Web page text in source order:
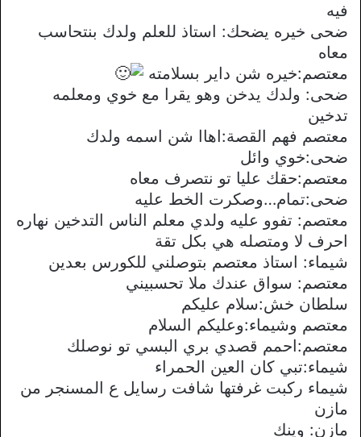
فيه
ضحى خيره يضحك: استاذ للعلم ولدك بنتحاسب
معاه
معتصم:خيره شن داير بسلامته
ضحى: ولدك يدخن وهو يقرا مع خوي ومعلمه
تدخين
معتصم فهم القصة:اهاا شن اسمه ولدك
ضحى:خوي وائل
معتصم:حقك عليا تو نتصرف معاه
ضحى:تمام…وصكرت الخط عليه
معتصم: تفوو عليه ولدي معلم الناس التدخين نهاره
احرف لا ومتصله هي بكل تقة
شيماء: استاذ معتصم بتوصلني للكورس بعدين
معتصم: سواق عندك ملا تحسبيني
سلطان خش:سلام عليكم
معتصم وشيماء:وعليكم السلام
معتصم:احمم قصدي بري البسي تو نوصلك
شيماء:تبي كان العين الحمراء
شيماء ركبت غرفتها شافت رسايل ع المسنجر من
مازن
مازن: وينك